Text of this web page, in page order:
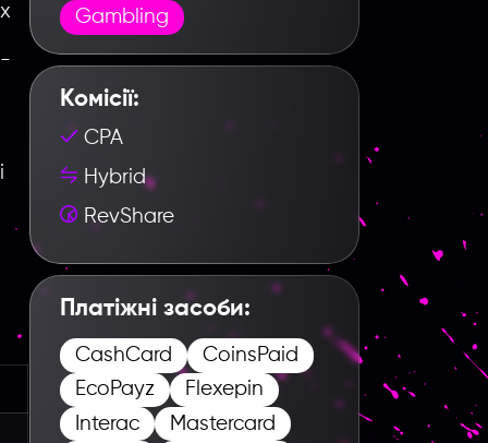
Gambling
Комісії:
CPA
Hybrid
RevShare
Платіжні засоби:
CashCard
CoinsPaid
EcoPayz
Flexepin
Interac
Mastercard